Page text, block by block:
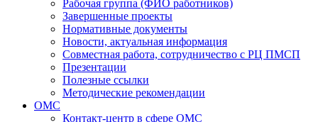
Рабочая группа (ФИО работников)
Завершенные проекты
Нормативные документы
Новости, актуальная информация
Совместная работа, сотрудничество с РЦ ПМСП
Презентации
Полезные ссылки
Методические рекомендации
ОМС
Контакт-центр в сфере ОМС